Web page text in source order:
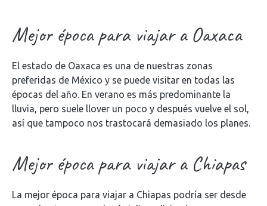
Mejor época para viajar a Oaxaca
El estado de Oaxaca es una de nuestras zonas
preferidas de México y se puede visitar en todas las
épocas del año. En verano es más predominante la
lluvia, pero suele llover un poco y después vuelve el sol,
así que tampoco nos trastocará demasiado los planes.
Mejor época para viajar a Chiapas
La mejor época para viajar a Chiapas podría ser desde